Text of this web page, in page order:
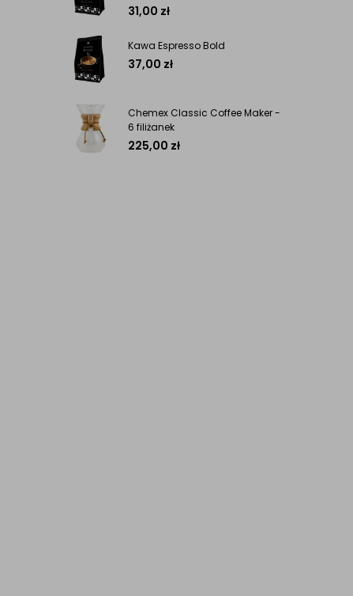
31,00 zł
Kawa Espresso Bold
37,00 zł
Chemex Classic Coffee Maker -
6 filiżanek
225,00 zł